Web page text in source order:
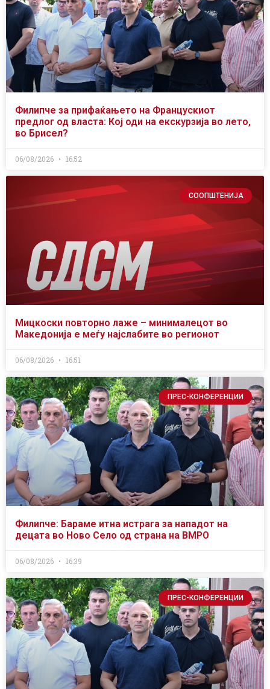
Филипче за прифаќањето на Францускиот
предлог од власта: Кој оди на екскурзија во лето,
во Брисел?
06/08/2026 16:52
СООПШТЕНИЈА
Мицкоски повторно лаже – минималецот во
Македонија е меѓу најслабите во регионот
06/08/2026 16:51
ПРЕС-КОНФЕРЕНЦИИ
Филипче: Бараме итна истрага за нападот на
децата во Ново Село од страна на ВМРО
06/08/2026 16:39
ПРЕС-КОНФЕРЕНЦИИ